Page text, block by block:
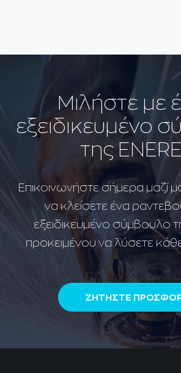
Μιλήστε με
εξειδικευμένο
της
Επικοινωνήστε σήμερα μαζί
να κλείσετε ένα
εξειδικευμένο σύμβουλο
προκειμένου να λύσετε
ΖΗΤΗΣΤΕ